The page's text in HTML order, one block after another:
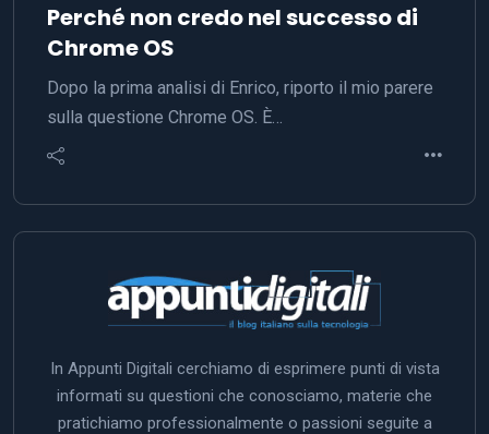
Perché non credo nel successo di
Chrome OS
Dopo la prima analisi di Enrico, riporto il mio parere
sulla questione Chrome OS. È…
In Appunti Digitali cerchiamo di esprimere punti di vista
informati su questioni che conosciamo, materie che
pratichiamo professionalmente o passioni seguite a